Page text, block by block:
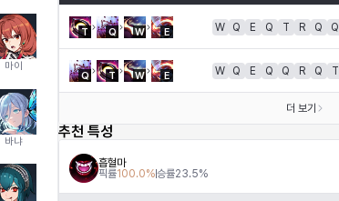
마이
바냐
T Q W E W Q E Q T R Q Q
Q T W E W Q E Q Q R Q T
더 보기
추천 특성
흡혈마
픽률100.0%승률23.5%